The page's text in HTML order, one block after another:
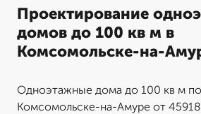
Проектирование
домов до 100 кв м в
Комсомольске-на-
Одноэтажные дома до 100 кв м
Комсомольске-на-Амуре от 45918